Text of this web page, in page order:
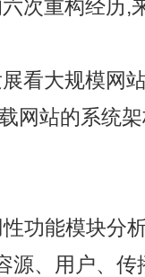
次重构经历,
看大规模网
网站的系统
功能模块分
源、用户、